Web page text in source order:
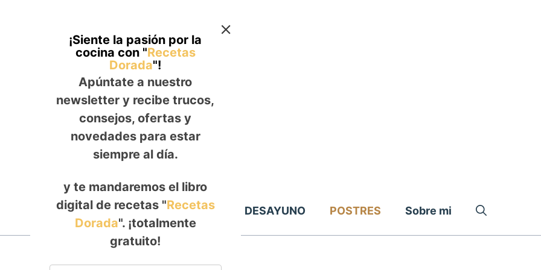
Inicio ALMUERZO DESAYUNO POSTRES Sobre mi
¡Siente la pasión por la
cocina con "Recetas
Dorada"!
Apúntate a nuestro
newsletter y recibe trucos,
consejos, ofertas y
novedades para estar
siempre al día.
y te mandaremos el libro
digital de recetas "Recetas
Dorada". ¡totalmente
gratuito!